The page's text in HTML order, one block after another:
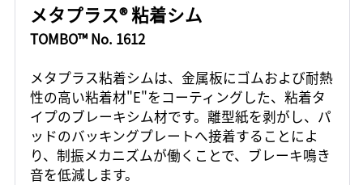
メタプラス® 粘着シム
TOMBO™ No. 1612
メタプラス粘着シムは、金属板にゴムおよび耐熱
性の高い粘着材"E"をコーティングした、粘着タ
イプのブレーキシム材です。離型紙を剥がし、パ
ッドのバッキングプレートへ接着することによ
り、制振メカニズムが働くことで、ブレーキ鳴き
音を低減します。